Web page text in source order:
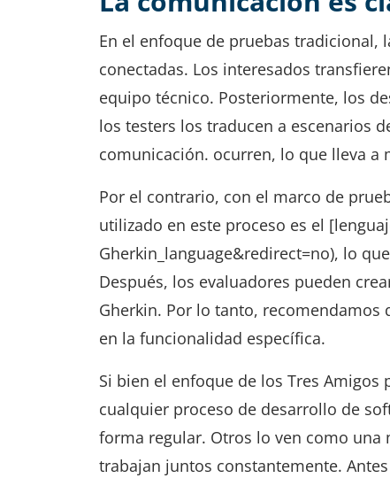
En el enfoque de pruebas tradicional,
conectadas. Los interesados
equipo técnico. Posteriormente, los
los testers los traducen a escenarios
comunicación. ocurren, lo que lleva a
Por el contrario, con el marco de
utilizado en este proceso es el
Gherkin_language&redirect=no), lo
Después, los evaluadores pueden
Gherkin. Por lo tanto,
en la funcionalidad específica.
Si bien el enfoque de los Tres
cualquier proceso de desarrollo de
forma regular. Otros lo ven como
trabajan juntos constantemente.